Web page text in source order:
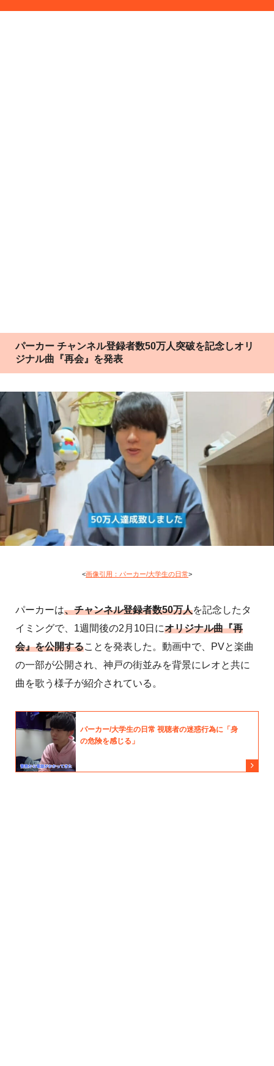
パーカー チャンネル登録者数50万人突破を記念しオリ
ジナル曲『再会』を発表
<画像引用：パーカー/大学生の日常>
パーカーは、チャンネル登録者数50万人を記念したタ
イミングで、1週間後の2月10日にオリジナル曲『再
会』を公開することを発表した。動画中で、PVと楽曲
の一部が公開され、神戸の街並みを背景にレオと共に
曲を歌う様子が紹介されている。